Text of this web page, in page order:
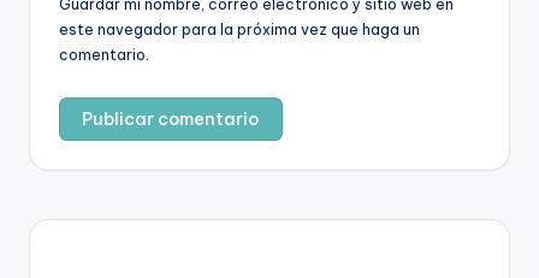
Guardar mi nombre, correo electrónico y sitio web en
este navegador para la próxima vez que haga un
comentario.